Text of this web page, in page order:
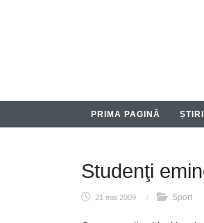
PRIMA PAGINĂ ȘTIRI
Studenţi
21 mai 2009 / Sport